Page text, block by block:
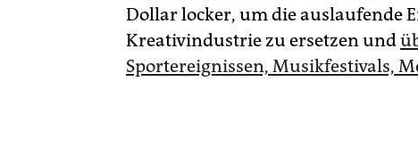
Dollar locker, um die auslaufende
Kreativindustrie zu ersetzen und
Sportereignissen, Musikfestivals,